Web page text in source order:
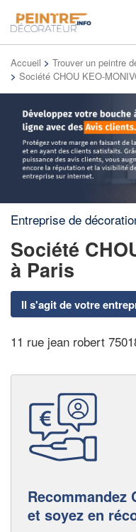
Accueil > Trouver un peintre
> Société CHOU KEO-
Entreprise de
Société
à Paris
Il s'agit de votre
11 rue jean robert
Recommandez
et soyez en